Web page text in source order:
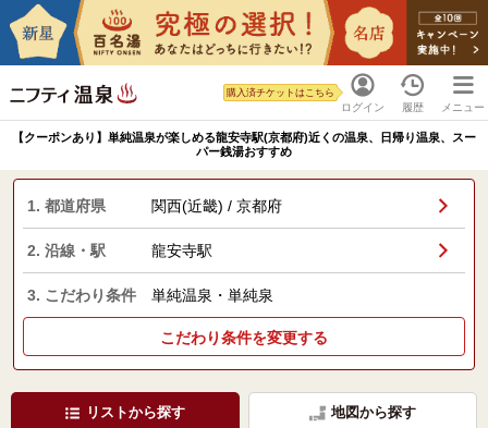
ログイン
購入済チケットはこちら
履歴 メニュー
【クーポンあり】単純温泉が楽しめる龍安寺駅(京都府)近くの温泉、日帰り温泉、スー
パー銭湯おすすめ
1. 都道府県 関西(近畿) / 京都府
2. 沿線・駅 龍安寺駅
3. こだわり条件 単純温泉・単純泉
こだわり条件を変更する
リストから探す 地図から探す